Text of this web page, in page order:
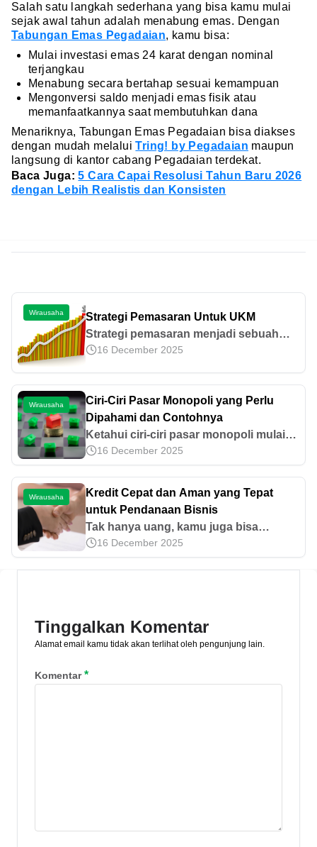
Salah satu langkah sederhana yang bisa kamu mulai
sejak awal tahun adalah menabung emas. Dengan
Tabungan Emas Pegadaian, kamu bisa:
Mulai investasi emas 24 karat dengan nominal
terjangkau
Menabung secara bertahap sesuai kemampuan
Mengonversi saldo menjadi emas fisik atau
memanfaatkannya saat membutuhkan dana
Menariknya, Tabungan Emas Pegadaian bisa diakses
dengan mudah melaluiTring! by Pegadaian maupun
langsung di kantor cabang Pegadaian terdekat.
Baca Juga:5 Cara Capai Resolusi Tahun Baru 2026
dengan Lebih Realistis dan Konsisten
Wirausaha
Strategi Pemasaran Untuk UKM
Strategi pemasaran menjadi sebuah
kunci penting kesuksesan bisnis.
bisa menghabiskan alokasi dana besar-
besaran hanya untuk pemasaran, mulai
dari pemasangan iklan di media,
mengadakan event di mall dan venue
ternama, serta menjalin kerjasama
strategi pemasaran skala besar
tersebut akan sulit dilakukan oleh
bisnis UKM dikarenakan keterbatasan
dana yang [&hellip;]
16 December 2025
Wirausaha
Ciri-Ciri Pasar Monopoli yang Perlu
Dipahami dan Contohnya
Ketahui ciri-ciri pasar monopoli mulai
dari price maker, hambatan masuk
pasar, hingga contoh perusahaan
monopoli di Indonesia. Simak
penjelasannya di sini.
16 December 2025
Wirausaha
Kredit Cepat dan Aman yang Tepat
untuk Pendanaan Bisnis
Tak hanya uang, kamu juga bisa
menabung emas di Pegadaian.
Sebenarnya, apa saja keuntungan
16 December 2025
Tinggalkan Komentar
Alamat email kamu tidak akan terlihat oleh pengunjung lain.
Komentar*